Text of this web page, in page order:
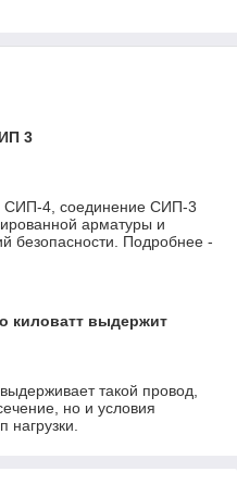
3
4, соединение СИП-3
арматуры и
безопасности. Подробнее -
киловатт выдержит
такой провод,
но и условия
нагрузки.